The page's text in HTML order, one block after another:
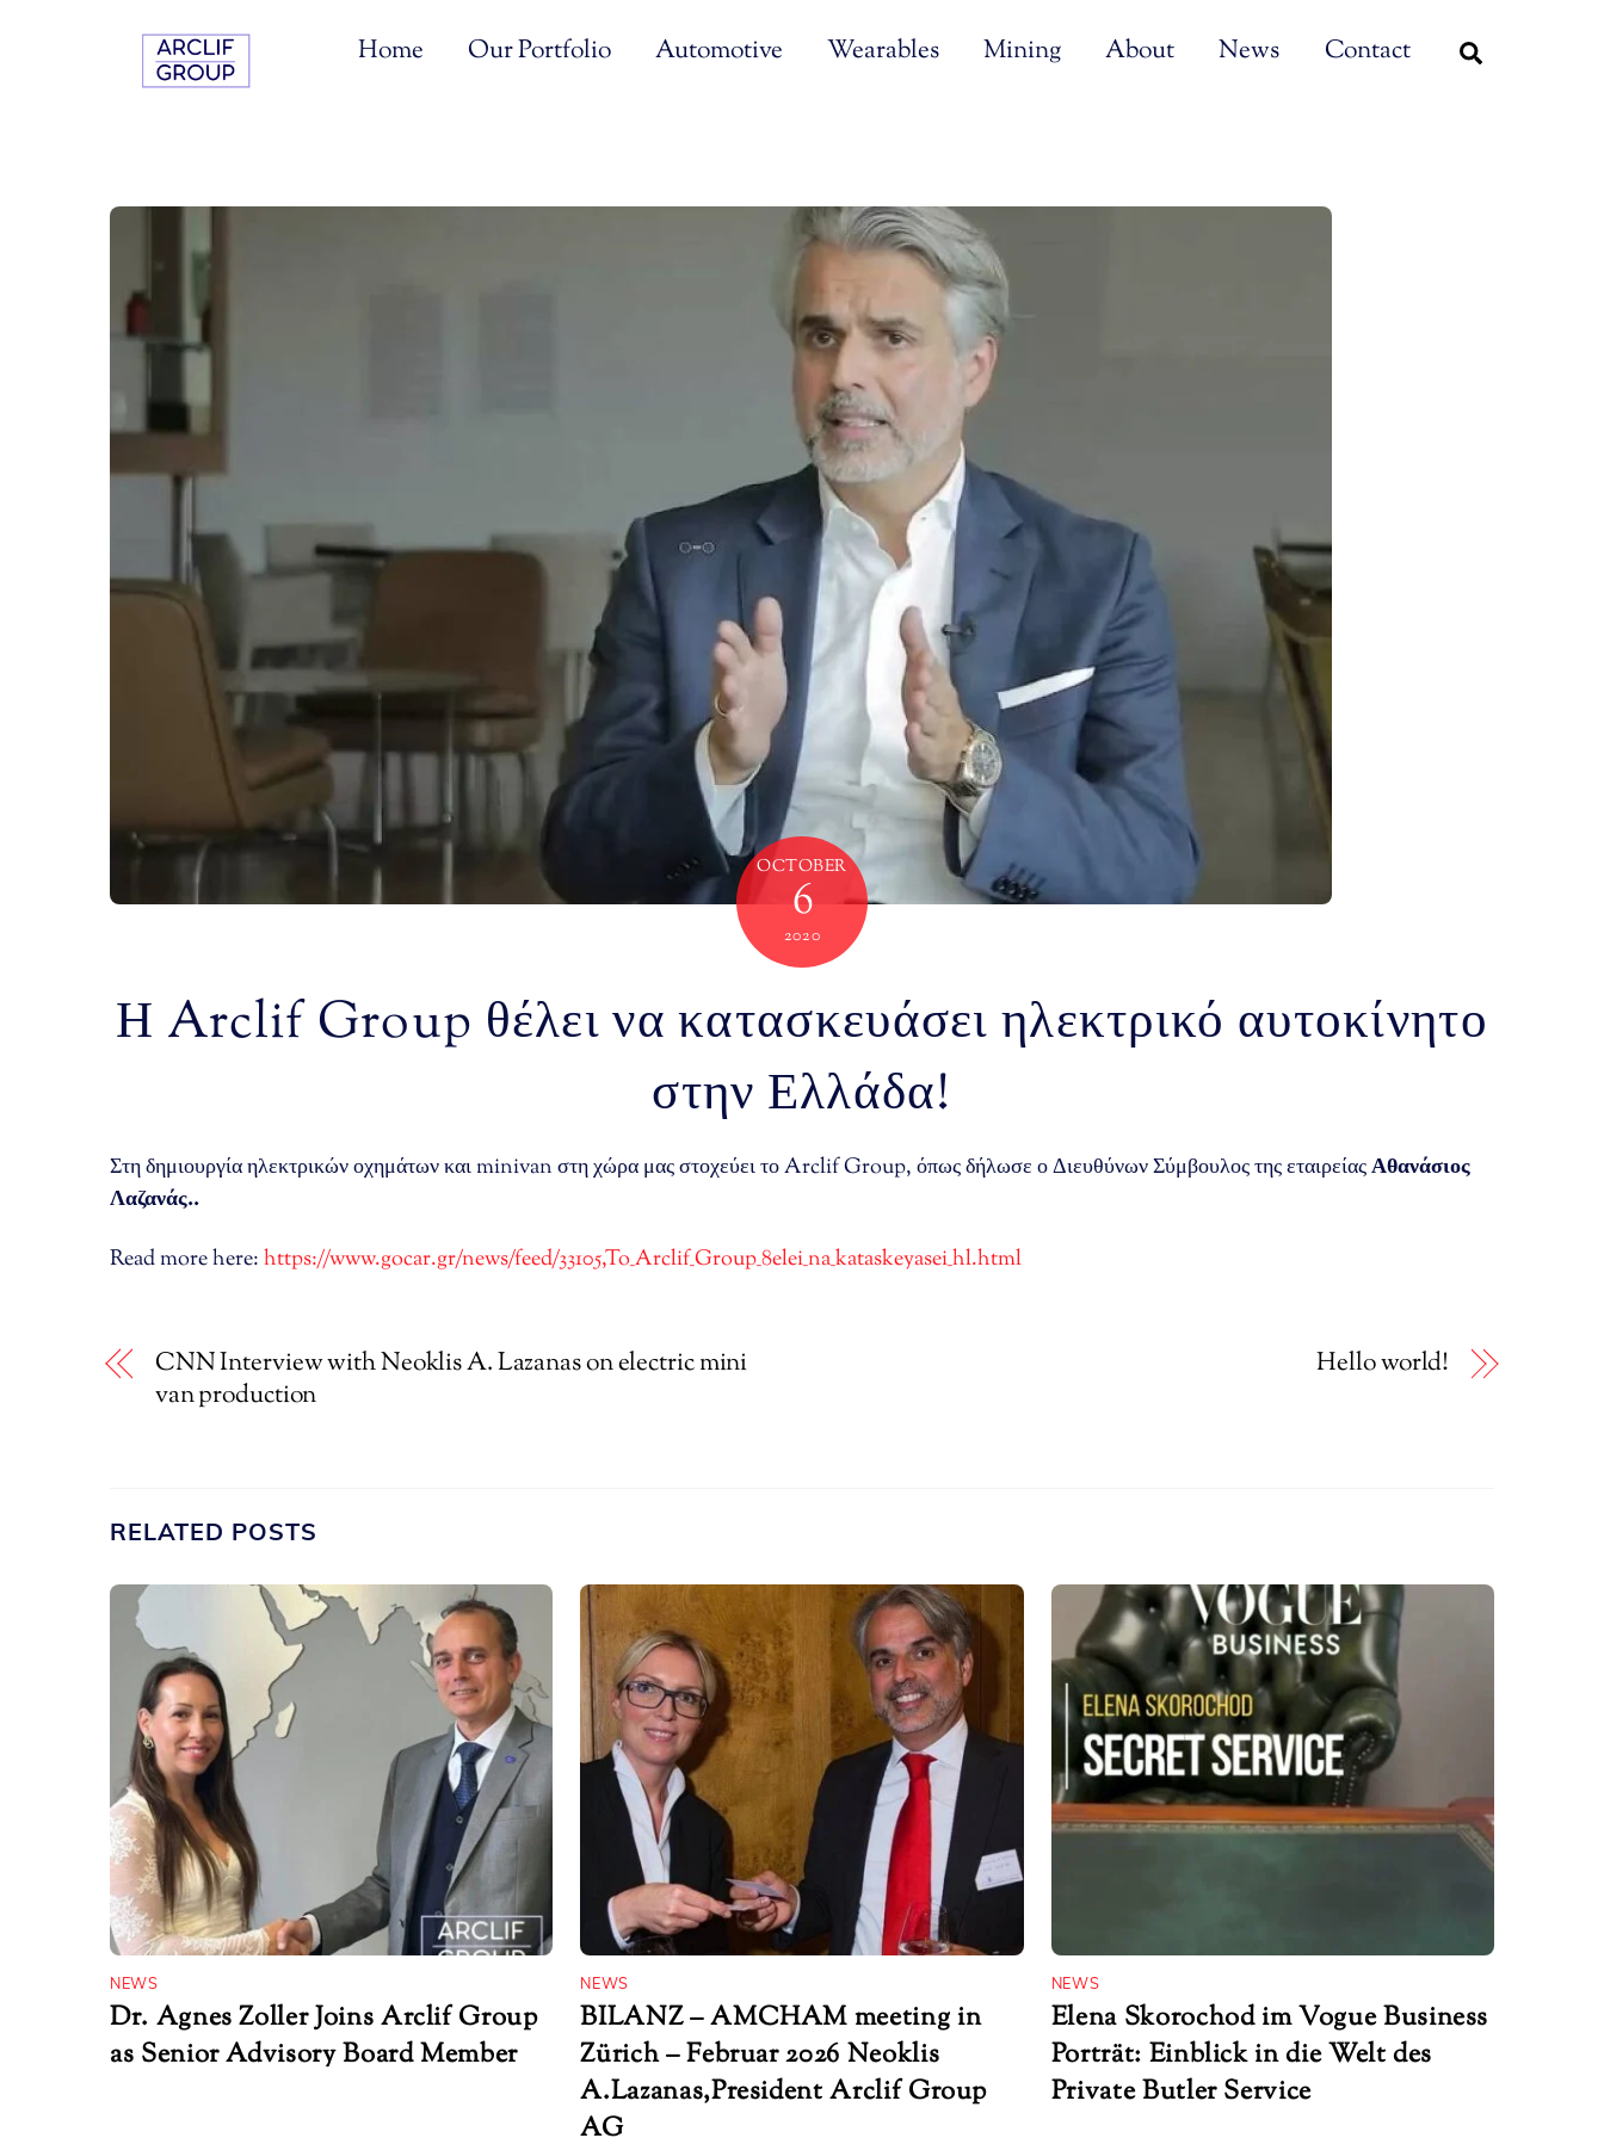
Home Our Portfolio Automotive Wearables Mining About News Contact
OCTOBER
6
2020
Η Arclif Group θέλει να κατασκευάσει ηλεκτρικό αυτοκίνητο
στην Ελλάδα!
Στη δημιουργία ηλεκτρικών οχημάτων και minivan στη χώρα μας στοχεύει το Arclif Group, όπως δήλωσε ο Διευθύνων Σύμβουλος της εταιρείαςΑθανάσιος
Λαζανάς..
Read more here:https://www.gocar.gr/news/feed/33105,To_Arclif_Group_8elei_na_kataskeyasei_hl.html
CNN Interview with Neoklis A. Lazanas on electric mini
van production
Hello world!
RELATED POSTS
NEWS
Dr. Agnes Zoller Joins Arclif Group
as Senior Advisory Board Member
NEWS
BILANZ – AMCHAM meeting in
Zürich – Februar 2026 Neoklis
A.Lazanas,President Arclif Group
AG
NEWS
Elena Skorochod im Vogue Business
Porträt: Einblick in die Welt des
Private Butler Service